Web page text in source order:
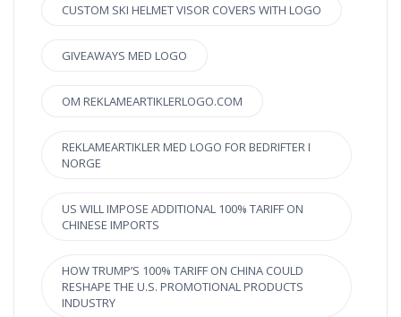
CUSTOM SKI HELMET VISOR COVERS WITH LOGO
GIVEAWAYS MED LOGO
OM REKLAMEARTIKLERLOGO.COM
REKLAMEARTIKLER MED LOGO FOR BEDRIFTER I
NORGE
US WILL IMPOSE ADDITIONAL 100% TARIFF ON
CHINESE IMPORTS
HOW TRUMP’S 100% TARIFF ON CHINA COULD
RESHAPE THE U.S. PROMOTIONAL PRODUCTS
INDUSTRY